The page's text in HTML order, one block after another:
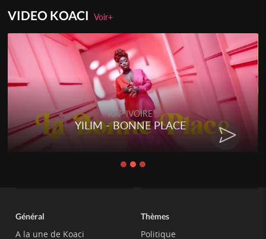
VIDEO KOACIVoir+
RAP IVOIRE
YILIM - BONNE PLACE
Général
A la une de Koaci
Thèmes
Politique